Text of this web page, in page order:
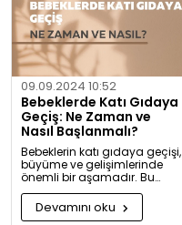
09.09.2024 10:52
Bebeklerde Katı Gıdaya
Geçiş: Ne Zaman ve
Nasıl Başlanmalı?
Bebeklerin katı gıdaya geçişi,
büyüme ve gelişimlerinde
önemli bir aşamadır. Bu
konuda bilmeniz gerekenleri
detaylıca anlattık!
Devamını oku